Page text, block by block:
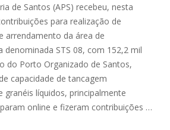
de Santos (APS) recebeu, nesta
para realização de
arrendamento da área de
denominada STS 08, com 152,2 mil
do Porto Organizado de Santos,
capacidade de tancagem
granéis líquidos, principalmente
online e fizeram contribuições …